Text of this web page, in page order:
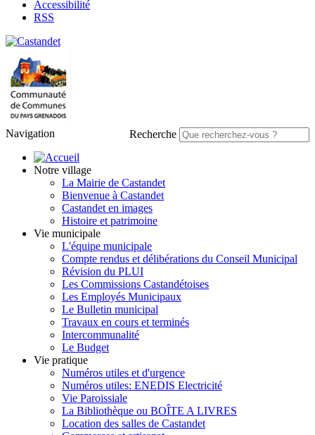
Accessibilité
RSS
Recherche
Navigation
Notre village
La Mairie de Castandet
Bienvenue à Castandet
Castandet en images
Histoire et patrimoine
Vie municipale
L'équipe municipale
Compte rendus et délibérations du Conseil Municipal
Révision du PLUI
Les Commissions Castandétoises
Les Employés Municipaux
Le Bulletin municipal
Travaux en cours et terminés
Intercommunalité
Le Budget
Vie pratique
Numéros utiles et d'urgence
Numéros utiles: ENEDIS Electricité
Vie Paroissiale
La Bibliothèque ou BOÎTE A LIVRES
Location des salles de Castandet